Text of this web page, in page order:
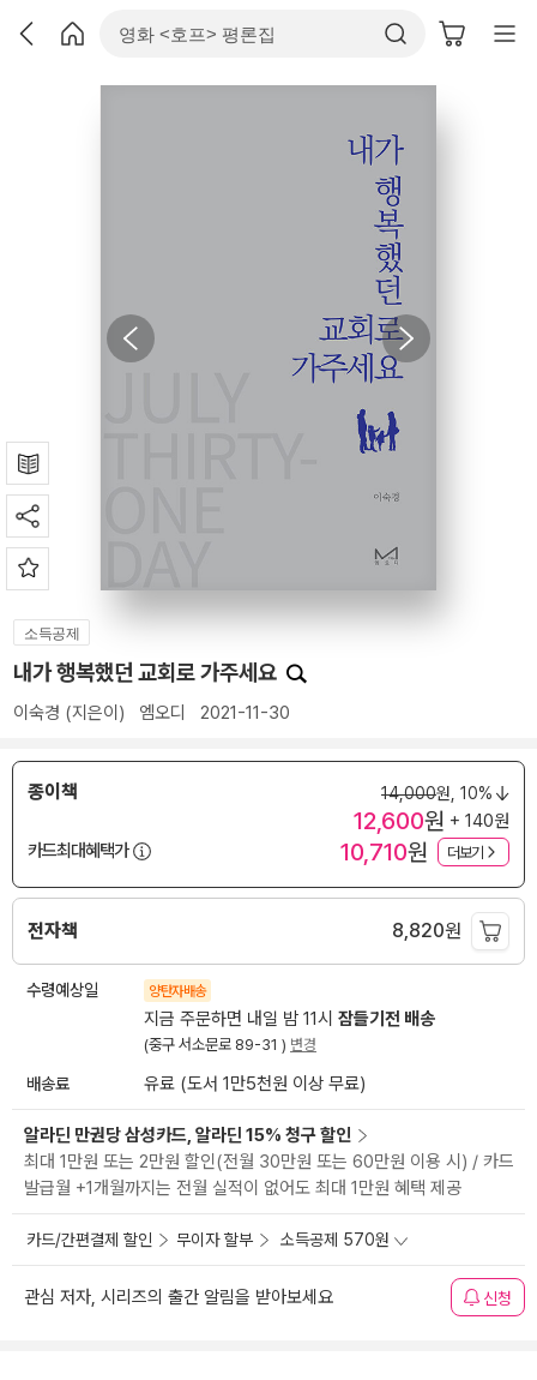
소득공제
내가 행복했던 교회로 가주세요
이숙경 (지은이) 엠오디 2021-11-30
종이책 14,000원, 10%
12,600원 + 140원
카드최대혜택가
10,710원 더보기
전자책 8,820원
수령예상일 양탄자배송
지금 주문하면 내일 밤 11시 잠들기전 배송
(중구 서소문로 89-31 ) 변경
배송료 유료 (도서 1만5천원 이상 무료)
알라딘 만권당 삼성카드, 알라딘 15% 청구 할인
최대 1만원 또는 2만원 할인(전월 30만원 또는 60만원 이용 시) / 카드
발급월 +1개월까지는 전월 실적이 없어도 최대 1만원 혜택 제공
카드/간편결제 할인 무이자 할부 소득공제 570원
관심 저자, 시리즈의 출간 알림을 받아보세요 신청